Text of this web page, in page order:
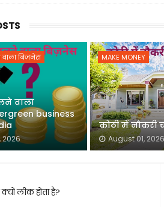
बिज़नेस
वाला
business
2026
MAKE MONEY
कोठी में नौकरी
August 01, 2026
लीक होता है?